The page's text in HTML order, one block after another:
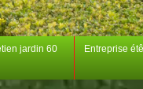
jardin 60 Entreprise